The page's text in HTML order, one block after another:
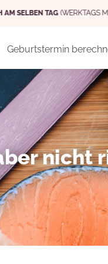
TAG (WERKTAGS MO -
Geburtstermin
nicht